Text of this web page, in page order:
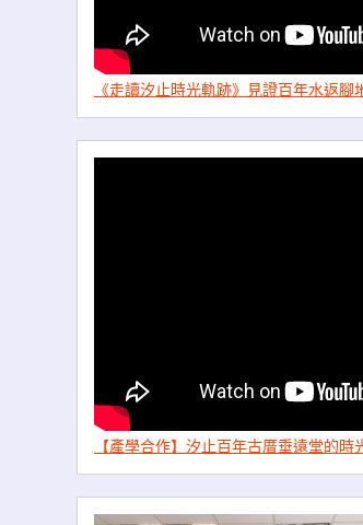
《走讀汐止時光軌跡》見證百年水返腳
【產學合作】汐止百年古厝垂遠堂的時